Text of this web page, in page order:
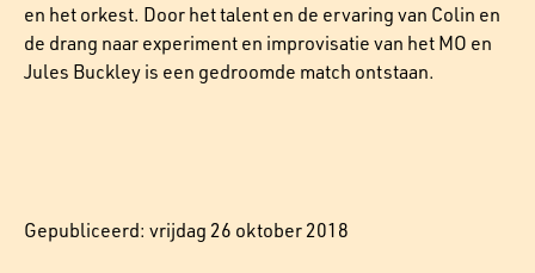
en het orkest. Door het talent en de ervaring van Colin en
de drang naar experiment en improvisatie van het MO en
Jules Buckley is een gedroomde match ontstaan.
Gepubliceerd: vrijdag 26 oktober 2018